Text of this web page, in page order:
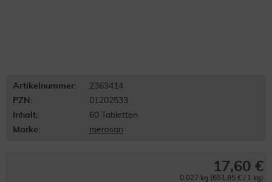
Artikelnummer:
2363414
PZN:
01202533
Inhalt:
60 Tabletten
Marke:
merosan
17,60 €
0.027 kg (651,85 € / 1 kg)